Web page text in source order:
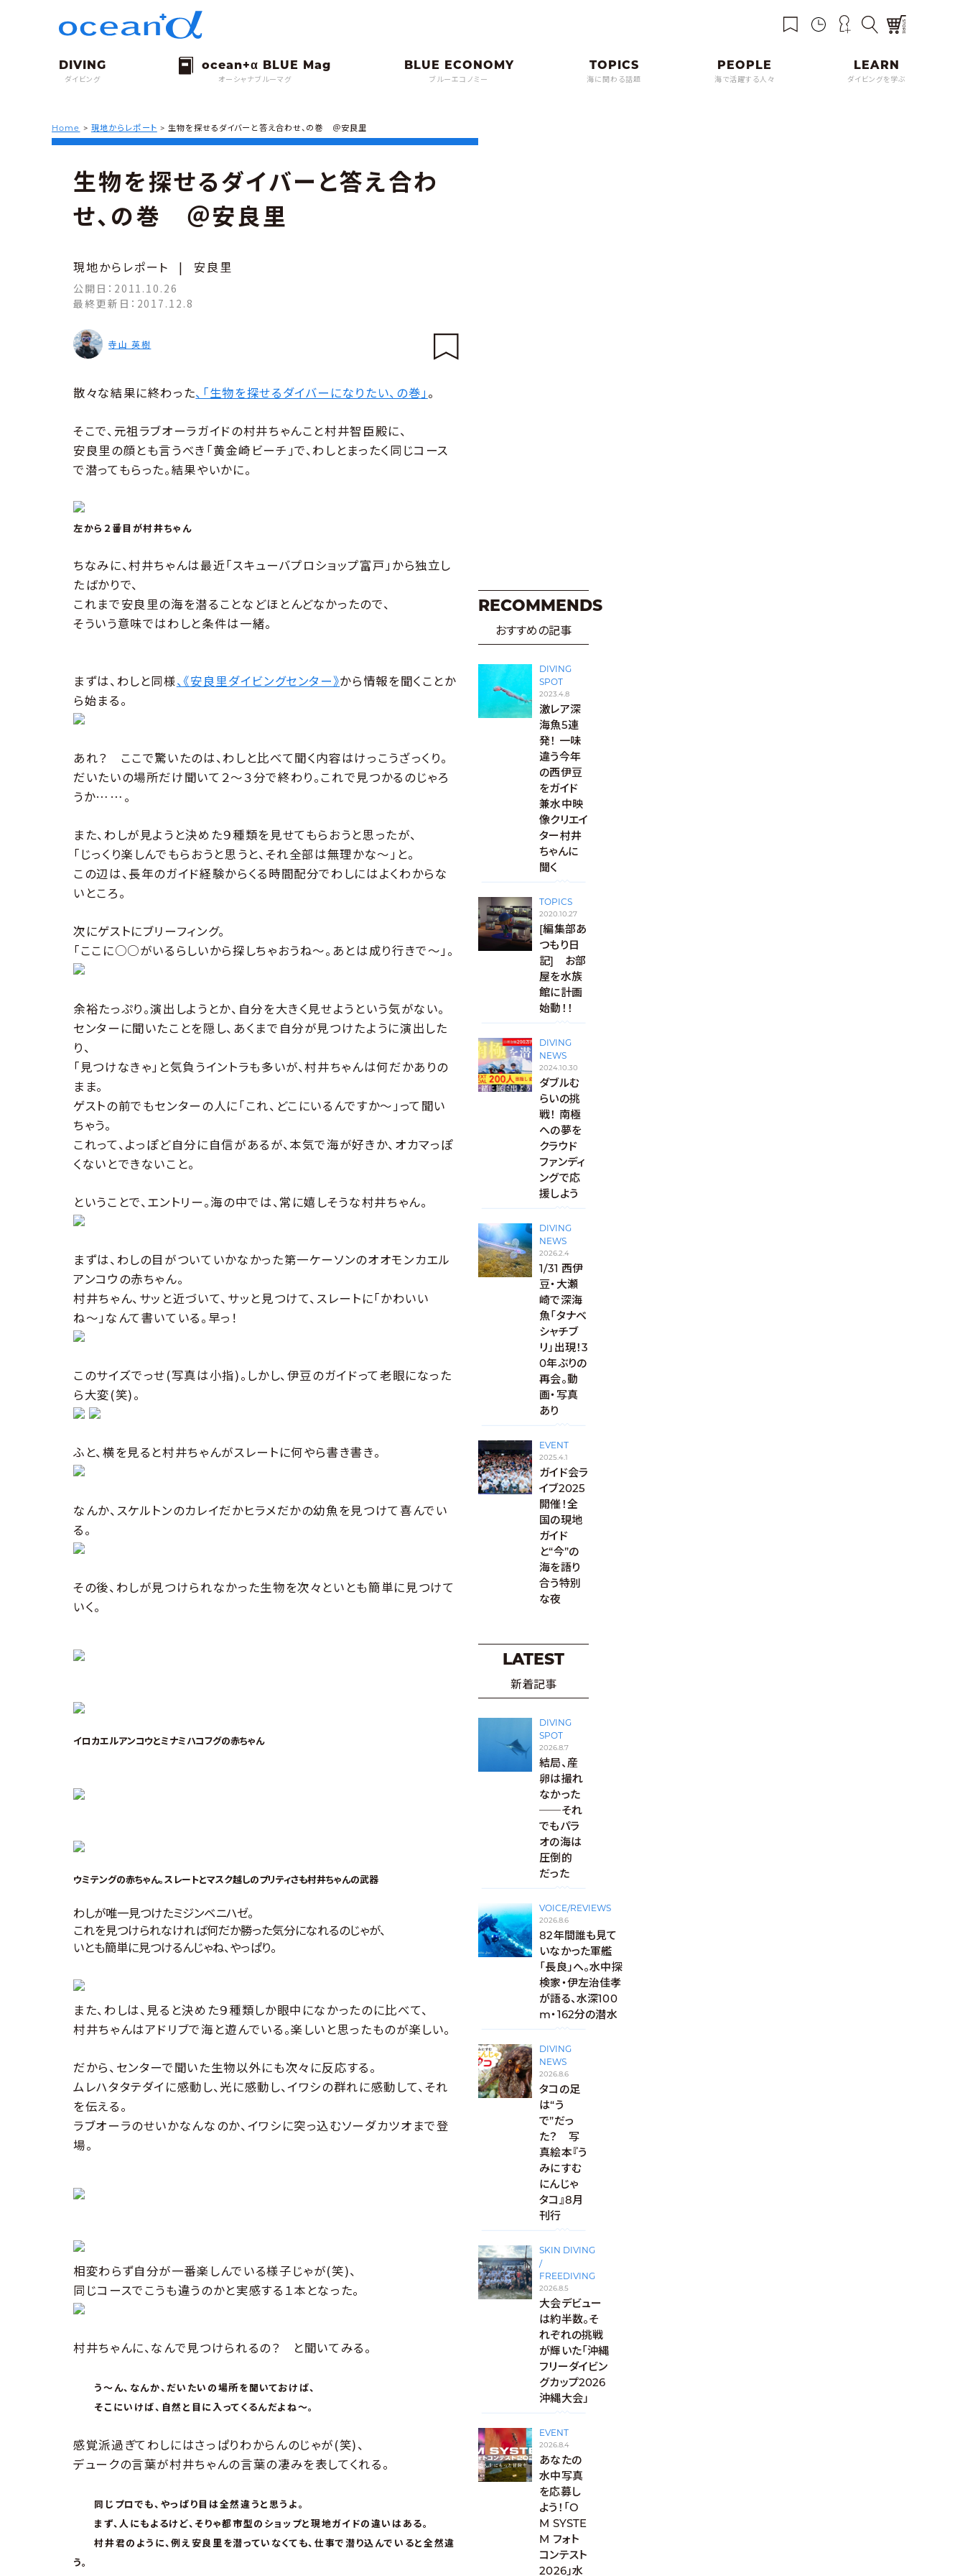
ダイビング オーシャナブルーマグ ブルーエコノミー 海に関わる話題 海で活躍する人々 ダイビングを学ぶ
Home > 現地からレポート >生物を探せるダイバーと答え合わせ、の巻 ＠安良里
生物を探せるダイバーと答え合わ
せ、の巻 ＠安良里
現地からレポート | 安良里
公開日： 2011.10.26
最終更新日： 2017.12.8
寺山 英樹
散々な結果に終わった、「生物を探せるダイバーになりたい、の巻」 。
そこで、元祖ラブオーラガイドの村井ちゃんこと村井智臣殿に、
安良里の顔とも言うべき「黄金崎ビーチ」で、わしとまったく同じコース
で潜ってもらった。結果やいかに。
左から２番目が村井ちゃん
ちなみに、村井ちゃんは最近「スキューバプロショップ富戸」から独立し
たばかりで、
これまで安良里の海を潜ることなどほとんどなかったので、
そういう意味ではわしと条件は一緒。
まずは、わしと同様、《安良里ダイビングセンター》から情報を聞くことか
ら始まる。
あれ？ ここで驚いたのは、わしと比べて聞く内容はけっこうざっくり。
だいたいの場所だけ聞いて２〜３分で終わり。これで見つかるのじゃろ
うか……。
また、わしが見ようと決めた９種類を見せてもらおうと思ったが、
「じっくり楽しんでもらおうと思うと、それ全部は無理かな〜」と。
この辺は、長年のガイド経験からくる時間配分でわしにはよくわからな
いところ。
次にゲストにブリーフィング。
「ここに○○がいるらしいから探しちゃおうね〜。あとは成り行きで〜」。
余裕たっぷり。演出しようとか、自分を大きく見せようという気がない。
センターに聞いたことを隠し、あくまで自分が見つけたように演出した
り、
「見つけなきゃ」と気負うイントラも多いが、村井ちゃんは何だかありの
まま。
ゲストの前でもセンターの人に「これ、どこにいるんですか〜」って聞い
ちゃう。
これって、よっぽど自分に自信があるが、本気で海が好きか、オカマっぽ
くないとできないこと。
ということで、エントリー。海の中では、常に嬉しそうな村井ちゃん。
まずは、わしの目がついていかなかった第一ケーソンのオオモンカエル
アンコウの赤ちゃん。
村井ちゃん、サッと近づいて、サッと見つけて、スレートに「かわいい
ね〜」なんて書いている。早っ！
このサイズでっせ(写真は小指)。しかし、伊豆のガイドって老眼になった
ら大変(笑)。
ふと、横を見ると村井ちゃんがスレートに何やら書き書き。
なんか、スケルトンのカレイだかヒラメだかの幼魚を見つけて喜んでい
る。
その後、わしが見つけられなかった生物を次々といとも簡単に見つけて
いく。
イロカエルアンコウとミナミハコフグの赤ちゃん
ウミテングの赤ちゃん。スレートとマスク越しのプリティさも村井ちゃんの武器
わしが唯一見つけたミジンベニハゼ。
これを見つけられなければ何だか勝った気分になれるのじゃが、
いとも簡単に見つけるんじゃね、やっぱり。
また、わしは、見ると決めた９種類しか眼中になかったのに比べて、
村井ちゃんはアドリブで海と遊んでいる。楽しいと思ったものが楽しい。
だから、センターで聞いた生物以外にも次々に反応する。
ムレハタタテダイに感動し、光に感動し、イワシの群れに感動して、それ
を伝える。
ラブオーラのせいかなんなのか、イワシに突っ込むソーダカツオまで登
場。
相変わらず自分が一番楽しんでいる様子じゃが(笑)、
同じコースでこうも違うのかと実感する１本となった。
村井ちゃんに、なんで見つけられるの？ と聞いてみる。
う〜ん、なんか、だいたいの場所を聞いておけば、
そこにいけば、自然と目に入ってくるんだよね〜。
感覚派過ぎてわしにはさっぱりわからんのじゃが(笑)、
デュークの言葉が村井ちゃんの言葉の凄みを表してくれる。
同じプロでも、やっぱり目は全然違うと思うよ。
まず、人にもよるけど、そりゃ都市型のショップと現地ガイドの違いはある。
村井君のように、例え安良里を潜っていなくても、仕事で潜り込んでいると全然違
う。
RECOMMENDS
おすすめの記事
DIVING
SPOT
2023.4.8
激レア深
海魚5連
発！ 一味
違う今年
の西伊豆
をガイド
兼水中映
像クリエイ
ター村井
ちゃんに
聞く
TOPICS
2020.10.27
[編集部あ
つもり日
記] お部
屋を水族
館に計画
始動！！
DIVING
NEWS
2024.10.30
ダブルむ
らいの挑
戦！ 南極
への夢を
クラウド
ファンディ
ングで応
援しよう
DIVING
NEWS
2026.2.4
1/31 西伊
豆・大瀬
崎で深海
魚「タナベ
シャチブ
リ」出現！3
0年ぶりの
再会。動
画・写真
あり
EVENT
2025.4.1
ガイド会ラ
イブ2025
開催！全
国の現地
ガイド
と“今”の
海を語り
合う特別
な夜
LATEST
新着記事
DIVING
SPOT
2026.8.7
結局、産
卵は撮れ
なかった
──それ
でもパラ
オの海は
圧倒的
だった
VOICE/REVIEWS
2026.8.6
82年間誰も見て
いなかった軍艦
「長良」へ。水中探
検家・伊左治佳孝
が語る、水深100
m・162分の潜水
DIVING
NEWS
2026.8.6
タコの足
は“う
で”だっ
た？ 写
真絵本『う
みにすむ
にんじゃ
タコ』8月
刊行
SKIN DIVING
/
FREEDIVING
2026.8.5
大会デビュー
は約半数。そ
れぞれの挑戦
が輝いた「沖縄
フリーダイビン
グカップ2026
沖縄大会」
EVENT
2026.8.4
あなたの
水中写真
を応募し
よう！「O
M SYSTE
M フォト
コンテスト
2026」水